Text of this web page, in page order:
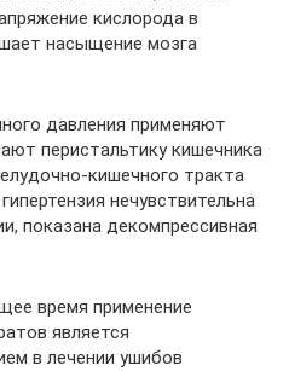
кислорода в
насыщение мозга
давления применяют
перистальтику кишечника
кишечного тракта
нечувствительна
показана декомпрессивная
время применение
является
в лечении ушибов